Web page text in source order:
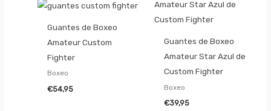
Guantes de Boxeo
Amateur Custom
Fighter
Boxeo
€54,95
Guantes de Boxeo
Amateur Star Azul de
Custom Fighter
Boxeo
€39,95